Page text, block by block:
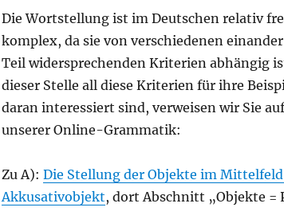
Die Wortstellung ist im Deutschen relativ
komplex, da sie von verschiedenen
Teil widersprechenden Kriterien abhängig
dieser Stelle all diese Kriterien für ihre
daran interessiert sind, verweisen wir Sie
unserer Online-Grammatik:
Zu A): Die Stellung der Objekte im
Akkusativobjekt, dort Abschnitt „Objekte =